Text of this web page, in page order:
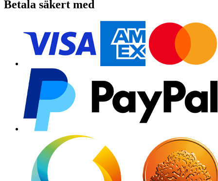
Betala säkert med